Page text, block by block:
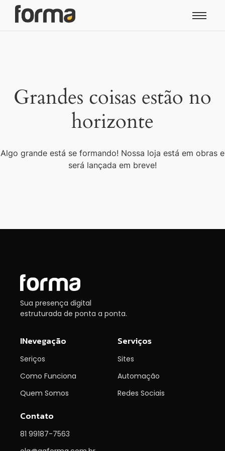
Grandes coisas estão no
horizonte
Algo grande está se formando! Nossa loja está em obras e
será lançada em breve!
Sua presença digital
estruturada de ponta a ponta.
INevegação
Seriços
Como Funciona
Quem Somos
Serviços
Sites
Automação
Redes Sociais
Contato
81 99187-7563